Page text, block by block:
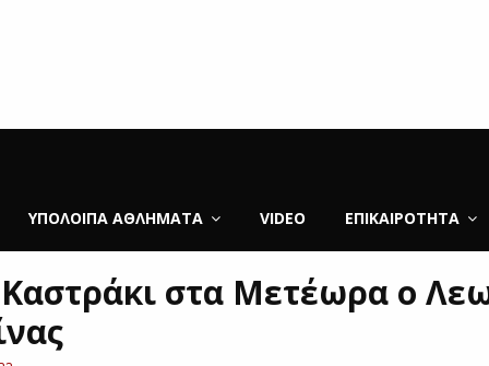
ΥΠΌΛΟΙΠΑ ΑΘΛΉΜΑΤΑ VIDEO ΕΠΙΚΑΙΡΌΤΗΤΑ
στα Μετέωρα ο